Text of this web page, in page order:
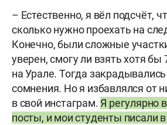
– Естественно, я вёл подсчёт,
сколько нужно проехать на
Конечно, были сложные
уверен, смогу ли взять хотя
на Урале. Тогда
сомнения. Но я избавлялся от
в свой инстаграм. Я регулярно
посты, и мои студенты писали